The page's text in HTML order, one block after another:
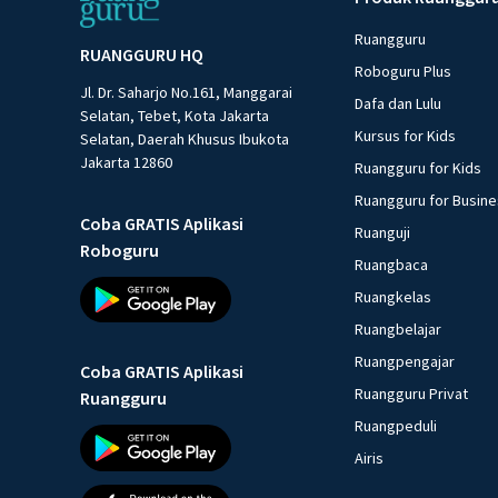
RUANGGURU HQ
Jl. Dr. Saharjo No.161, Manggarai
Selatan, Tebet, Kota Jakarta
Selatan, Daerah Khusus Ibukota
Jakarta 12860
Coba GRATIS Aplikasi
Roboguru
Coba GRATIS Aplikasi
Ruangguru
Ruangguru
Roboguru Plus
Dafa dan Lulu
Kursus for Kids
Ruangguru for Kids
Ruangguru for
Ruanguji
Ruangbaca
Ruangkelas
Ruangbelajar
Ruangpengajar
Ruangguru Privat
Ruangpeduli
Airis